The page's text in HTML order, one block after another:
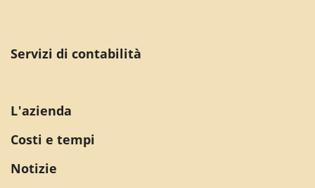
Servizi di contabilità
L'azienda
Costi e tempi
Notizie